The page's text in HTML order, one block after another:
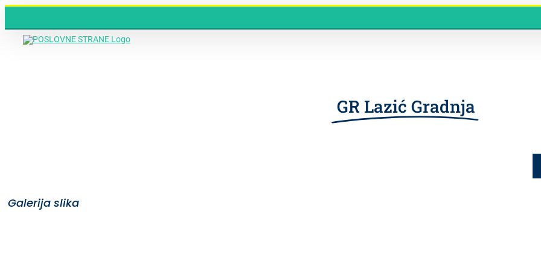
content
GR Lazić Gradnja
Galerija slika